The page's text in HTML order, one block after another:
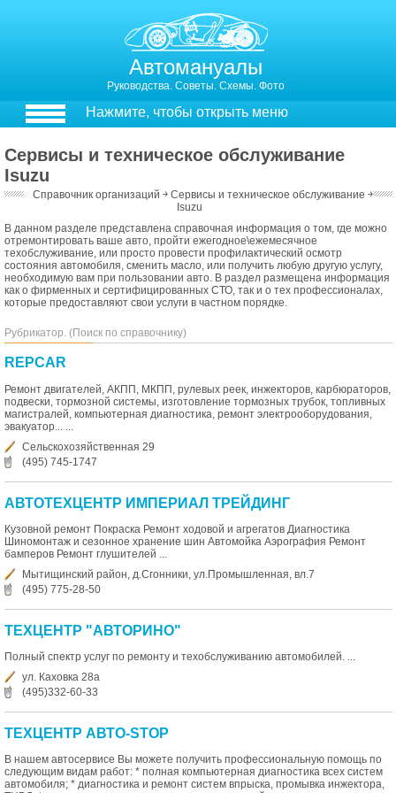
Автомануалы
Руководства. Советы. Схемы. Фото
Нажмите, чтобы открыть меню
Сервисы и техническое обслуживание
Isuzu
Справочник организаций￫ Сервисы и техническое обслуживание￫
Isuzu
В данном разделе представлена справочная информация о том, где можно
отремонтировать ваше авто, пройти ежегодное\ежемесячное
техобслуживание, или просто провести профилактический осмотр
состояния автомобиля, сменить масло, или получить любую другую услугу,
необходимую вам при пользовании авто. В раздел размещена информация
как о фирменных и сертифицированных СТО, так и о тех профессионалах,
которые предоставляют свои услуги в частном порядке.
Рубрикатор. (Поиск по справочнику)
REPCAR
Ремонт двигателей, АКПП, МКПП, рулевых реек, инжекторов, карбюраторов,
подвески, тормозной системы, изготовление тормозных трубок, топливных
магистралей, компьютерная диагностика, ремонт электрооборудования,
эвакуатор... ...
Сельскохозяйственная 29
(495) 745-1747
АВТОТЕХЦЕНТР ИМПЕРИАЛ ТРЕЙДИНГ
Кузовной ремонт Покраска Ремонт ходовой и агрегатов Диагностика
Шиномонтаж и сезонное хранение шин Автомойка Аэрография Ремонт
бамперов Ремонт глушителей ...
Мытищинский район, д.Сгонники, ул.Промышленная, вл.7
(495) 775-28-50
ТЕХЦЕНТР "АВТОРИНО"
Полный спектр услуг по ремонту и техобслуживанию автомобилей. ...
ул. Каховка 28а
(495)332-60-33
ТЕХЦЕНТР АВТО-STOP
В нашем автосервисе Вы можете получить профессиональную помощь по
следующим видам работ: * полная компьютерная диагностика всех систем
автомобиля; * диагностика и ремонт систем впрыска, промывка инжектора,